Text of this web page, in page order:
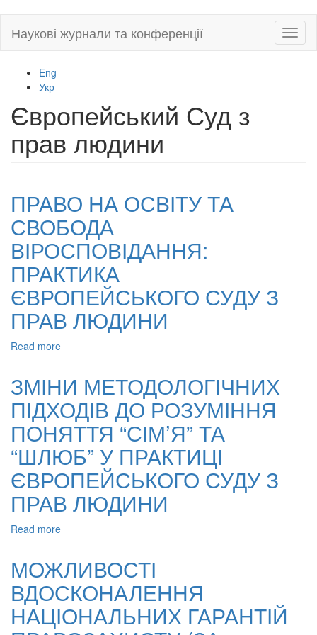
main
Наукові журнали та конференції
Eng
Укр
Європейський Суд з
прав людини
ПРАВО НА ОСВІТУ ТА
СВОБОДА
ВІРОСПОВІДАННЯ:
ПРАКТИКА
ЄВРОПЕЙСЬКОГО СУДУ З
ПРАВ ЛЮДИНИ
Read more
ОСВІТУ
ТА
СВОБОДА
ВІРОСПОВІДАННЯ:
ПРАКТИКА
ЄВРОПЕЙСЬКОГО
СУДУ
З
ПРАВ
ЛЮДИНИ
ЗМІНИ МЕТОДОЛОГІЧНИХ
ПІДХОДІВ ДО РОЗУМІННЯ
ПОНЯТТЯ “СІМ’Я” ТА
“ШЛЮБ” У ПРАКТИЦІ
ЄВРОПЕЙСЬКОГО СУДУ З
ПРАВ ЛЮДИНИ
Read more
ПІДХОДІВ
ДО
РОЗУМІННЯ
ПОНЯТТЯ
“СІМ’Я”
МОЖЛИВОСТІ
ВДОСКОНАЛЕННЯ
НАЦІОНАЛЬНИХ ГАРАНТІЙ